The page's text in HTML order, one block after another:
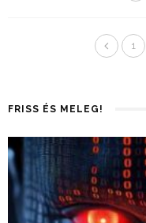
1
FRISS ÉS MELEG!